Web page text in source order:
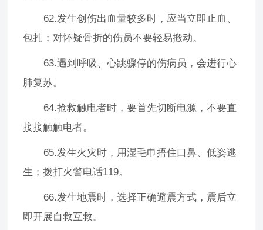
62.发生创伤出血量较多时，应当立即止血、
包扎；对怀疑骨折的伤员不要轻易搬动。
63.遇到呼吸、心跳骤停的伤病员，会进行心
肺复苏。
64.抢救触电者时，要首先切断电源，不要直
接接触触电者。
65.发生火灾时，用湿毛巾捂住口鼻、低姿逃
生；拨打火警电话119。
66.发生地震时，选择正确避震方式，震后立
即开展自救互救。